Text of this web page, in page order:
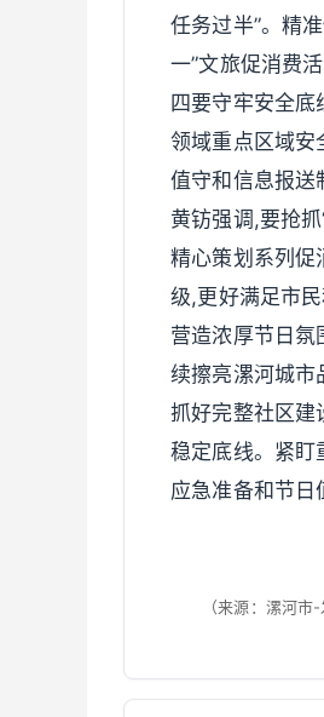
任务过半”。精
一”文旅促消费
四要守牢安全底
领域重点区域安
值守和信息报送
黄钫强调,要抢
精心策划系列促
级,更好满足市
营造浓厚节日
续擦亮漯河城市
抓好完整社区建
稳定底线。紧盯
应急准备和节日
（来源：漯河